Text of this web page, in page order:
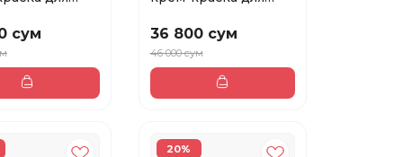
сум 36 800 сум
46 000 сум
20%